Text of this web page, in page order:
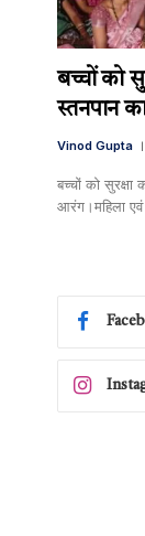
बच्चों को
स्तनपान
Vinod Gupta
बच्चों को सुरक्षा
आरंग।महिला एवं